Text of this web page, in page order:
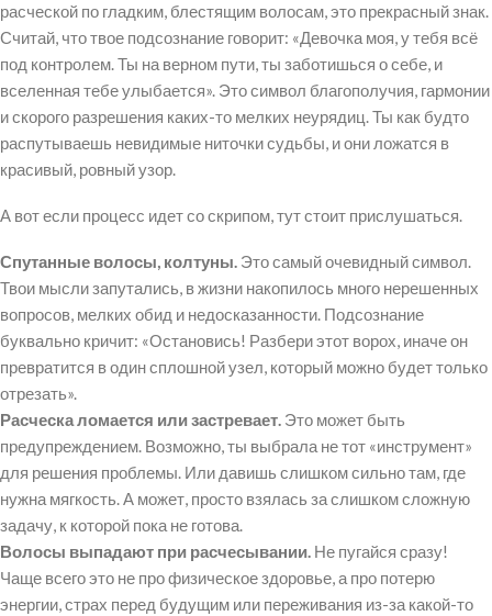
расческой по гладким, блестящим волосам, это прекрасный знак.
Считай, что твое подсознание говорит: «Девочка моя, у тебя всё
под контролем. Ты на верном пути, ты заботишься о себе, и
вселенная тебе улыбается». Это символ благополучия, гармонии
и скорого разрешения каких-то мелких неурядиц. Ты как будто
распутываешь невидимые ниточки судьбы, и они ложатся в
красивый, ровный узор.
А вот если процесс идет со скрипом, тут стоит прислушаться.
Спутанные волосы, колтуны. Это самый очевидный символ.
Твои мысли запутались, в жизни накопилось много нерешенных
вопросов, мелких обид и недосказанности. Подсознание
буквально кричит: «Остановись! Разбери этот ворох, иначе он
превратится в один сплошной узел, который можно будет только
отрезать».
Расческа ломается или застревает. Это может быть
предупреждением. Возможно, ты выбрала не тот «инструмент»
для решения проблемы. Или давишь слишком сильно там, где
нужна мягкость. А может, просто взялась за слишком сложную
задачу, к которой пока не готова.
Волосы выпадают при расчесывании. Не пугайся сразу!
Чаще всего это не про физическое здоровье, а про потерю
энергии, страх перед будущим или переживания из-за какой-то